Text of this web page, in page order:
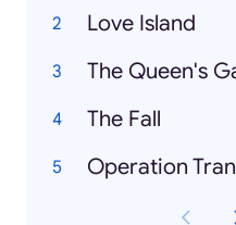
Love Island
The Queen's
The Fall